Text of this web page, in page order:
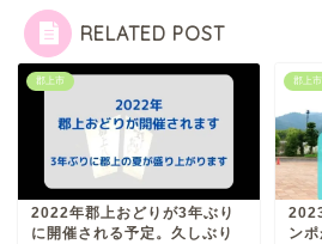
RELATED POST
郡上市
2022年郡上おどりが3年ぶり
に開催される予定。久しぶり
郡上市
ン